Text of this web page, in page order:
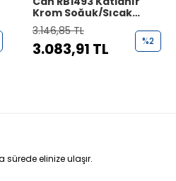
Krom Soğuk/Sıcak
Switchli Karavan
Musluğu
3.146,85 TL
3.083,91 TL %2
sürede elinize ulaşır.